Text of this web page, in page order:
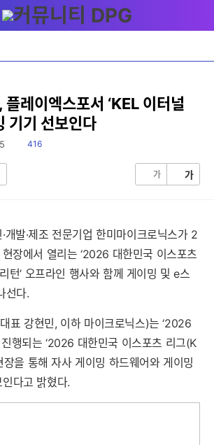
레이엑스포서 ‘KEL 이터널
기기 선보인다
읽
416
가 가
개발·제조 전문기업 한미마이크로닉스가 2
장에서 열리는 ‘2026 대한민국 이스포츠
턴’ 오프라인 행사와 함께 게이밍 및 e스
선다.
표 강현민, 이하 마이크로닉스)는 ‘2026
진행되는 ‘2026 대한민국 이스포츠 리그(K
장을 통해 자사 게이밍 하드웨어와 게이밍
다고 밝혔다.